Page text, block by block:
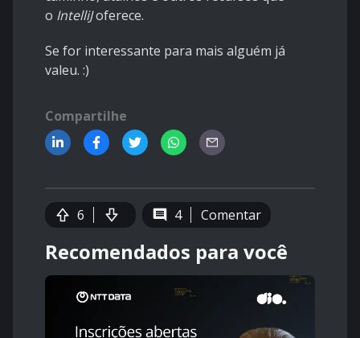
o IntelliJoferece.
Se for interessante para mais alguém já
valeu. :)
Compartilhe
6 4 Comentar
Recomendados para você